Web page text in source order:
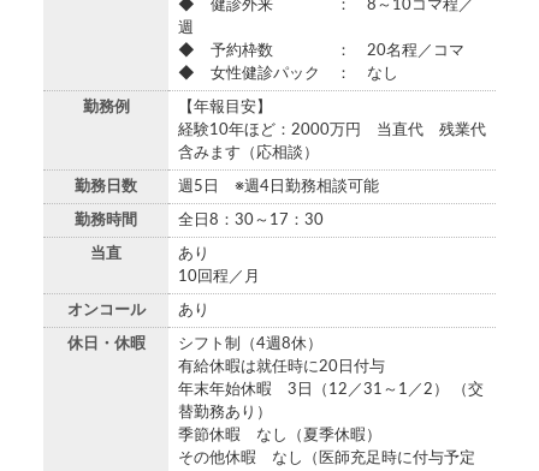
◆ 健診外来 ： 8～10コマ程／
週
◆ 予約枠数 ： 20名程／コマ
◆ 女性健診パック ： なし
勤務例
【年報目安】
経験10年ほど：2000万円 当直代 残業代
含みます（応相談）
勤務日数 週5日 ※週4日勤務相談可能
勤務時間 全日8：30～17：30
当直
あり
10回程／月
オンコール あり
休日・休暇
シフト制（4週8休）
有給休暇は就任時に20日付与
年末年始休暇 3日（12／31～1／2） （交
替勤務あり）
季節休暇 なし（夏季休暇）
その他休暇 なし（医師充足時に付与予定